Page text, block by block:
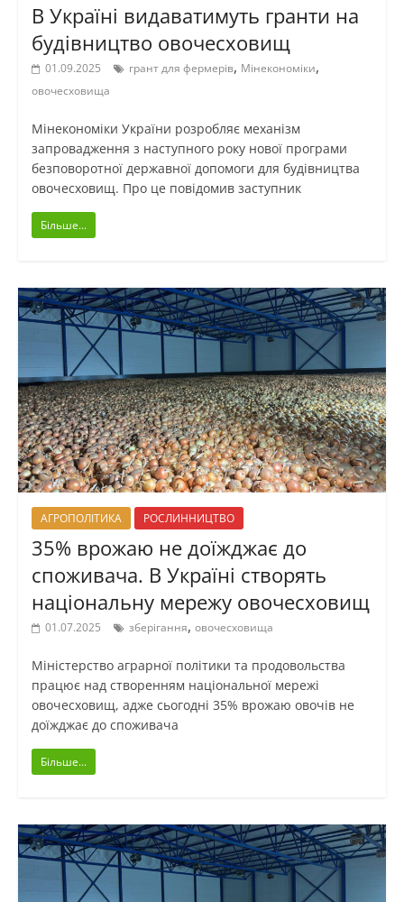
В Україні видаватимуть гранти на
будівництво овочесховищ
01.09.2025 грант для фермерів, Мінекономіки,
овочесховища
Мінекономіки України розробляє механізм
запровадження з наступного року нової програми
безповоротної державної допомоги для будівництва
овочесховищ. Про це повідомив заступник
Більше...
АГРОПОЛІТИКА РОСЛИННИЦТВО
35% врожаю не доїжджає до
споживача. В Україні створять
національну мережу овочесховищ
01.07.2025 зберігання, овочесховища
Міністерство аграрної політики та продовольства
працює над створенням національної мережі
овочесховищ, адже сьогодні 35% врожаю овочів не
доїжджає до споживача
Більше...